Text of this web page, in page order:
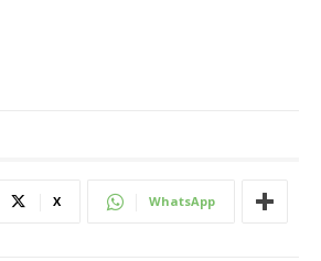
X WhatsApp